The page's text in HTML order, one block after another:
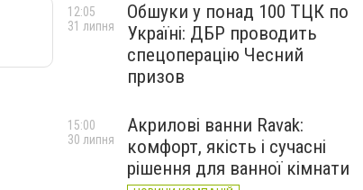
Обшуки у понад 100 ТЦК по
Україні: ДБР проводить
спецоперацію Чесний
призов
12:05
31 липня
Акрилові ванни Ravak:
комфорт, якість і сучасні
рішення для ванної кімнати
15:00
30 липня